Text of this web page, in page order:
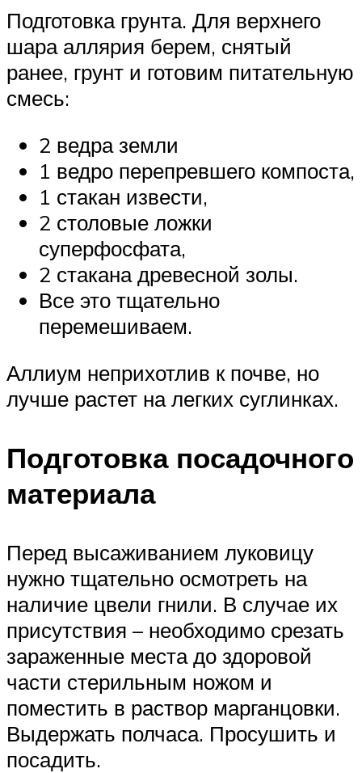
Подготовка грунта. Для верхнего
шара аллярия берем, снятый
ранее, грунт и готовим питательную
смесь:
2 ведра земли
1 ведро перепревшего компоста,
1 стакан извести,
2 столовые ложки
суперфосфата,
2 стакана древесной золы.
Все это тщательно
перемешиваем.
Аллиум неприхотлив к почве, но
лучше растет на легких суглинках.
Подготовка посадочного
материала
Перед высаживанием луковицу
нужно тщательно осмотреть на
наличие цвели гнили. В случае их
присутствия – необходимо срезать
зараженные места до здоровой
части стерильным ножом и
поместить в раствор марганцовки.
Выдержать полчаса. Просушить и
посадить.